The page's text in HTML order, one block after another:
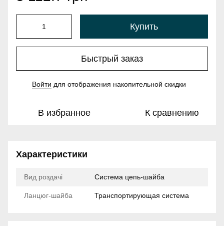
Купить
Быстрый заказ
Войти для отображения накопительной скидки
В избранное К сравнению
Характеристики
Вид роздачі Система цепь-шайба
Ланцюг-шайба Транспортирующая система